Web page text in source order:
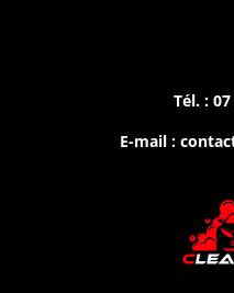
Tél. :
E-mail :